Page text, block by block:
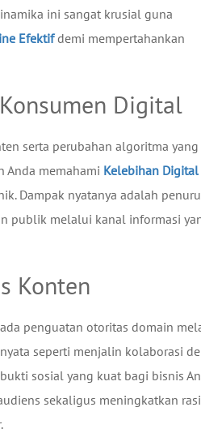
ini sangat krusial guna
Efektifdemi mempertahankan
Digital
serta perubahan algoritma
Anda memahami Kelebihan Digital
Dampak nyatanya adalah
publik melalui kanal informasi
Konten
penguatan otoritas domain
seperti menjalin kolaborasi
sosial yang kuat bagi bisnis
sekaligus meningkatkan